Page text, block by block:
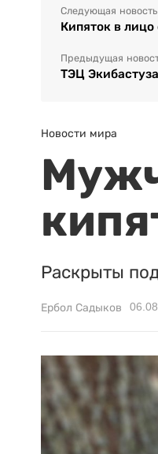
Следующая новость
Кипяток в
Предыдущая
ТЭЦ
Новости мира
Раскрыты
Ербол Садыков